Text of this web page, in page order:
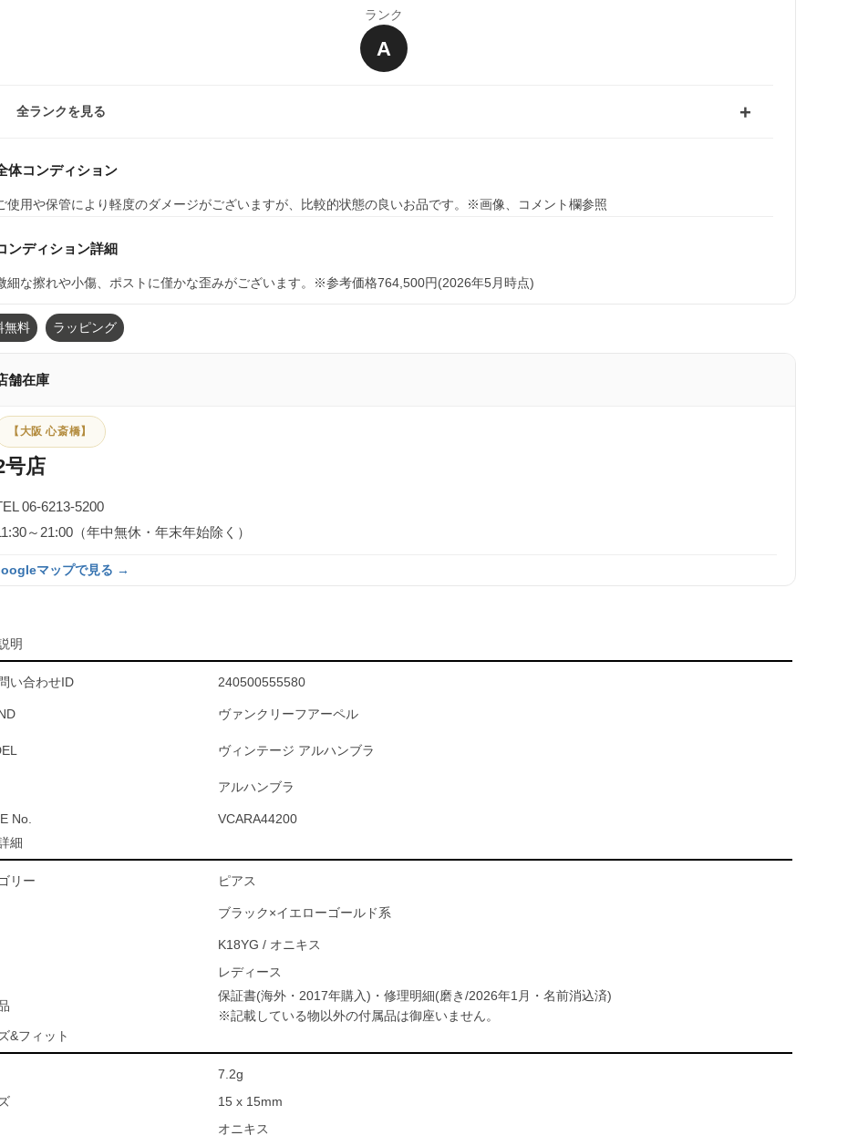
ランク
A
全ランクを見る
体コンディション
使用や保管により軽度のダメージがございますが、比較的状態の良いお品です。※画像、コメント欄参照
ンディション詳細
細な擦れや小傷、ポストに僅かな歪みがございます。※参考価格764,500円(2026年5月時点)
無料 ラッピング
舗在庫
【大阪 心斎橋】
号店
06-6213-5200
～21:00（年中無休・年末年始除く）
マップで見る →
明
い合わせID 240500555580
ヴァンクリーフアーペル
ヴィンテージ アルハンブラ
アルハンブラ
No.
VCARA44200
細
リー ピアス
ブラック×イエローゴールド系
K18YG / オニキス
レディース
保証書(海外・2017年購入)・修理明細(磨き/2026年1月・名前消込済)
※記載している物以外の付属品は御座いません。
&フィット
7.2g
15 x 15mm
オニキス